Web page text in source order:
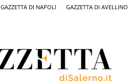
GAZZETTA DI NAPOLI GAZZETTA DI AVELLINO
Salerno,
il
quotidiano